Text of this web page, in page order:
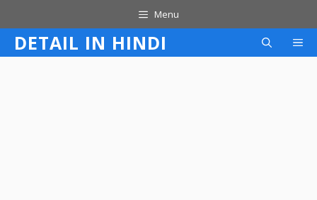
to
content
Menu
DETAIL IN HINDI